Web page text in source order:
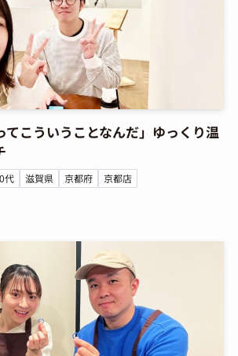
てこういうことなんだ」ゆっくり温
代 滋賀県 京都府 京都店